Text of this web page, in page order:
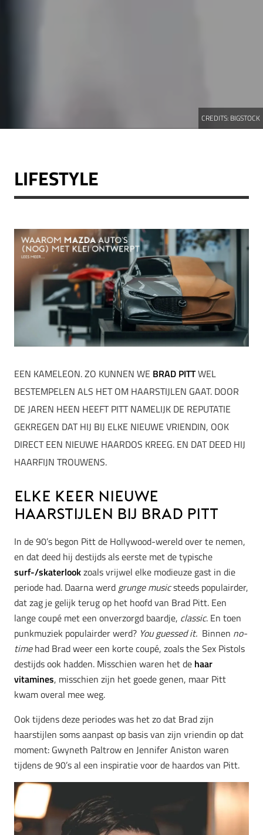
CREDITS: BIGSTOCK
LIFESTYLE
EEN KAMELEON. ZO KUNNEN WE BRAD PITTWEL
BESTEMPELEN ALS HET OM HAARSTIJLEN GAAT. DOOR
DE JAREN HEEN HEEFT PITT NAMELIJK DE REPUTATIE
GEKREGEN DAT HIJ BIJ ELKE NIEUWE VRIENDIN, OOK
DIRECT EEN NIEUWE HAARDOS KREEG. EN DAT DEED HIJ
HAARFIJN TROUWENS.
Elke keer nieuwe
haarstijlen bij Brad Pitt
In de 90’s begon Pitt de Hollywood-wereld over te nemen,
en dat deed hij destijds als eerste met de typische
surf-/skaterlookzoals vrijwel elke modieuze gast in die
periode had. Daarna werd grunge musicsteeds populairder,
dat zag je gelijk terug op het hoofd van Brad Pitt. Een
lange coupé met een onverzorgd baardje, classic. En toen
punkmuziek populairder werd? You guessed it. Binnen no-
timehad Brad weer een korte coupé, zoals the Sex Pistols
destijds ook hadden. Misschien waren het de haar
vitamines, misschien zijn het goede genen, maar Pitt
kwam overal mee weg.
Ook tijdens deze periodes was het zo dat Brad zijn
haarstijlen soms aanpast op basis van zijn vriendin op dat
moment: Gwyneth Paltrow en Jennifer Aniston waren
tijdens de 90’s al een inspiratie voor de haardos van Pitt.